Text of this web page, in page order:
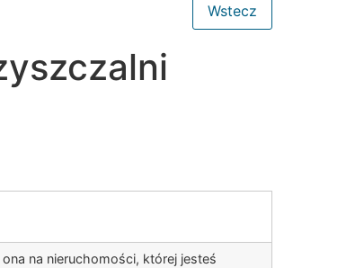
na nieruchomości, której jesteś